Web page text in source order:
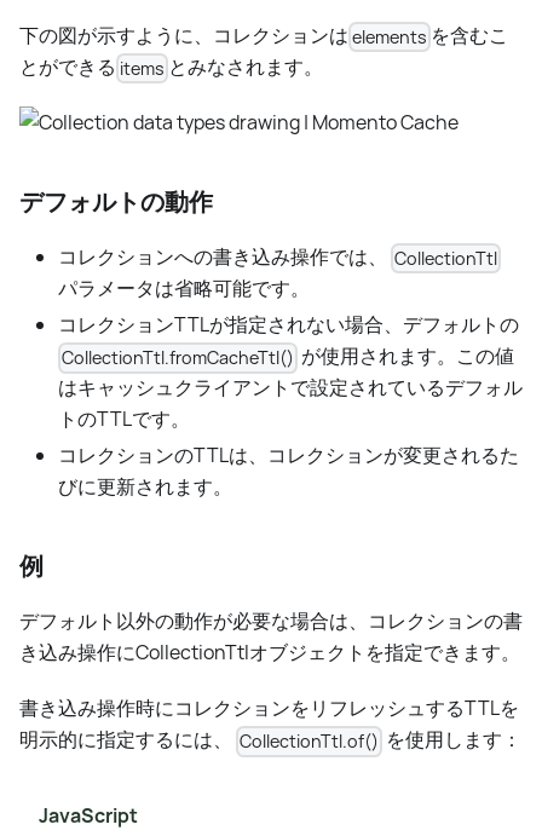
下の図が示すように、コレクションは elements を含むこ
とができる items とみなされます。
デフォルトの動作
コレクションへの書き込み操作では、 CollectionTtl
パラメータは省略可能です。
コレクションTTLが指定されない場合、デフォルトの
CollectionTtl.fromCacheTtl() が使用されます。この値
はキャッシュクライアントで設定されているデフォル
トのTTLです。
コレクションのTTLは、コレクションが変更されるた
びに更新されます。
例
デフォルト以外の動作が必要な場合は、コレクションの書
き込み操作にCollectionTtlオブジェクトを指定できます。
書き込み操作時にコレクションをリフレッシュするTTLを
明示的に指定するには、
CollectionTtl.of() を使用します：
JavaScript